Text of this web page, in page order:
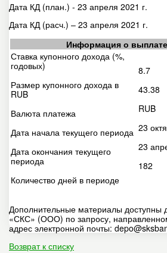
Дата КД (план.) - 23 апреля 2021 г.
Дата КД (расч.) – 23 апреля 2021 г.
Информация о
Ставка купонного дохода (%,
годовых)
Размер купонного дохода в
RUB
Валюта платежа
Дата начала текущего периода
Дата окончания текущего
периода
Количество дней в периоде
8.7
43.38
RUB
23
23
182
Дополнительные материалы доступны
«СКС» (ООО) по запросу,
адрес электронной почты:
Возврат к списку